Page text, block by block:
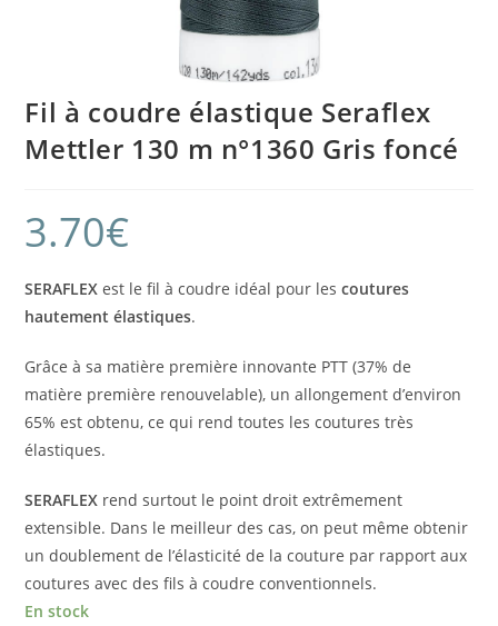
Fil à coudre élastique Seraflex
Mettler 130 m n°1360 Gris foncé
3.70€
SERAFLEX est le fil à coudre idéal pour lescoutures
hautement élastiques.
Grâce à sa matière première innovante PTT (37% de
matière première renouvelable), un allongement d’environ
65% est obtenu, ce qui rend toutes les coutures très
élastiques.
SERAFLEX rend surtout le point droit extrêmement
extensible. Dans le meilleur des cas, on peut même obtenir
un doublement de l’élasticité de la couture par rapport aux
coutures avec des fils à coudre conventionnels.
En stock